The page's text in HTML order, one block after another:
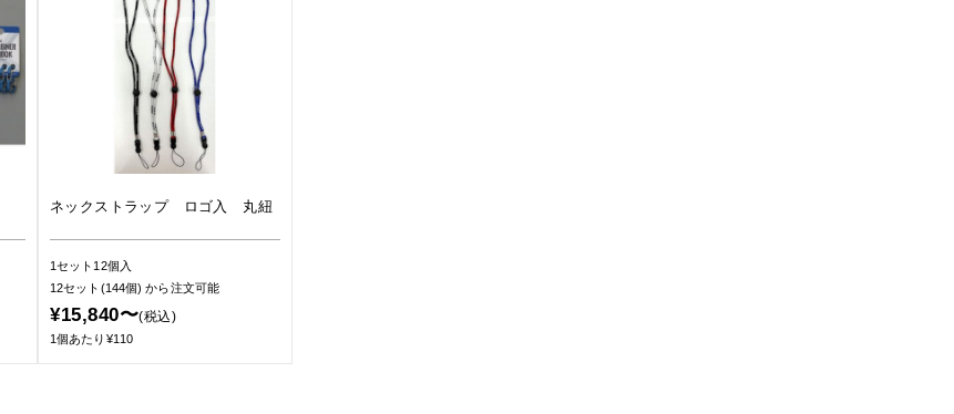
ネックストラップ ロゴ入 丸紐
1セット12個入
12セット(144個)から注文可能
¥15,840〜(税込)
1個あたり¥110